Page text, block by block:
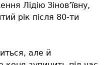
Лідію Зінов’ївну,
рік після 80-ти
але й